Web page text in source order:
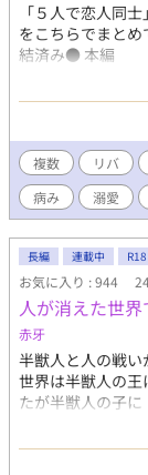
「５人で恋人同
をこちらでまと
結済み● 本編
→https://
本編では悲喜交
は起こらない（
記載しています。
シーン多めの予定
いましたら、 マ
qa.com/
twitter（https://
ゾ！
複数 リバ
病み
溺愛
長編 連載中 R18
お気に入り : 944
人が消えた世界
赤牙
半獣人と人の戦い
世界は半獣人の王
たが半獣人の子
理性のないただ
ないなか不幸な
る。 方法は『人